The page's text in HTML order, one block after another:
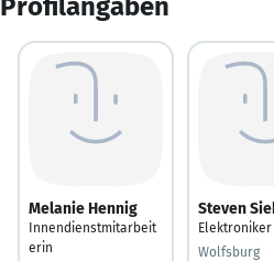
Melanie Hennig
Innendienstmitarbeit
erin
Steven
Elektroniker
Wolfsburg